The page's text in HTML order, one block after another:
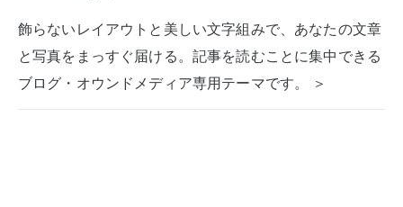
飾らないレイアウトと美しい文字組みで、あなたの文章
と写真をまっすぐ届ける。記事を読むことに集中できる
ブログ・オウンドメディア専用テーマです。 ＞